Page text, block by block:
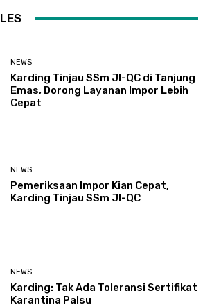
NEWS
Karding Tinjau SSm JI-QC di Tanjung
Emas, Dorong Layanan Impor Lebih
Cepat
NEWS
Pemeriksaan Impor Kian Cepat,
Karding Tinjau SSm JI-QC
NEWS
Karding: Tak Ada Toleransi Sertifikat
Karantina Palsu